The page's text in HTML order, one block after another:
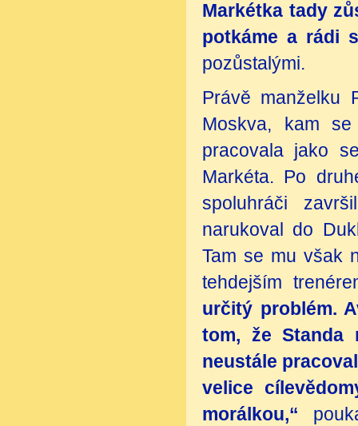
Markétka tady
potkáme a rádi
pozůstalými.
Právě manželku
Moskva, kam
pracovala jako
Markéta. Po
spoluhráči
narukoval do
Tam se mu však
tehdejším
určitý problém.
tom, že Standa
neustále
velice
morálkou,“